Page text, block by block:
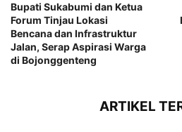
Bupati Sukabumi dan Ketua
Forum Tinjau Lokasi
Bencana dan Infrastruktur
Jalan, Serap Aspirasi Warga
di Bojonggenteng
ARTIKEL